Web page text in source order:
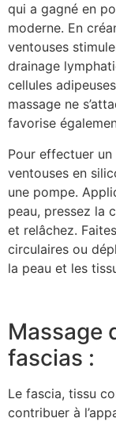
qui a gagné en
moderne. En
ventouses
drainage
cellules
massage ne
favorise
Pour effectuer
ventouses en
une pompe.
peau, pressez la
et relâchez.
circulaires ou
la peau et les
Massage
fascias :
Le fascia, tissu
contribuer à